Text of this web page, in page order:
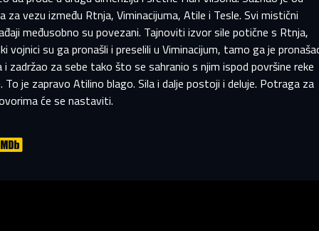
Napravite profil
Zaboravili ste lozinku?
za vezu između Rtnja, Viminacijuma, Atile i Tesle. Svi mistični
međusobno su povezani. Tajnoviti izvor sile potične s Rtnja,
vojnici su ga pronašli i preselili u Viminacijum, tamo ga je
i zadržao za sebe tako što se sahranio s njim ispod površine reke
To je zapravo Atilino blago. Sila i dalje postoji i deluje. Potraga za
će se nastaviti.